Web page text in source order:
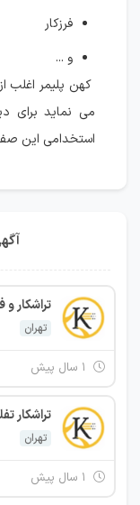
فرزکار
و ...
کهن پلیمر اغلب
می نماید
استخدامی این
تراشکار و
تهران
تراشکار
تهران